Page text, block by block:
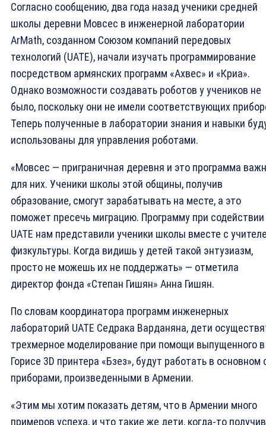
Согласно сообщению, два года назад ученики средней
школы деревни Мовсес в инженерной лаборатории
ArMath, созданном Союзом компаний передовых
технологий (UATE), начали изучать программирование
посредством армянских программ «Ахвес» и «Криа».
Однако возможности создавать роботов у учеников не
было, поскольку они не имели соответствующих
Теперь полученные в лаборатории знания и навыки
использованы для управления роботами.
«Мовсес — приграничная деревня и это программа
для них. Ученики школы этой общины, получив
образование, смогут зарабатывать на месте, а это
поможет пресечь миграцию. Программу при содействии
UATE нам представили ученики школы вместе с
физкультуры. Когда видишь у детей такой энтузиазм,
просто не можешь их не поддержать» — отметила
директор фонда «Степан Гишян» Анна Гишян.
По словам координатора программ инженерных
лабораторий UATE Седрака Варданяна, дети
трехмерное моделирование при помощи выпущенного в
Горисе 3D принтера «Бзез», будут работать в основном
приборами, произведенными в Армении.
«Этим мы хотим показать детям, что в Армении много
примеров успеха, и что такие же дети, когда-то получив